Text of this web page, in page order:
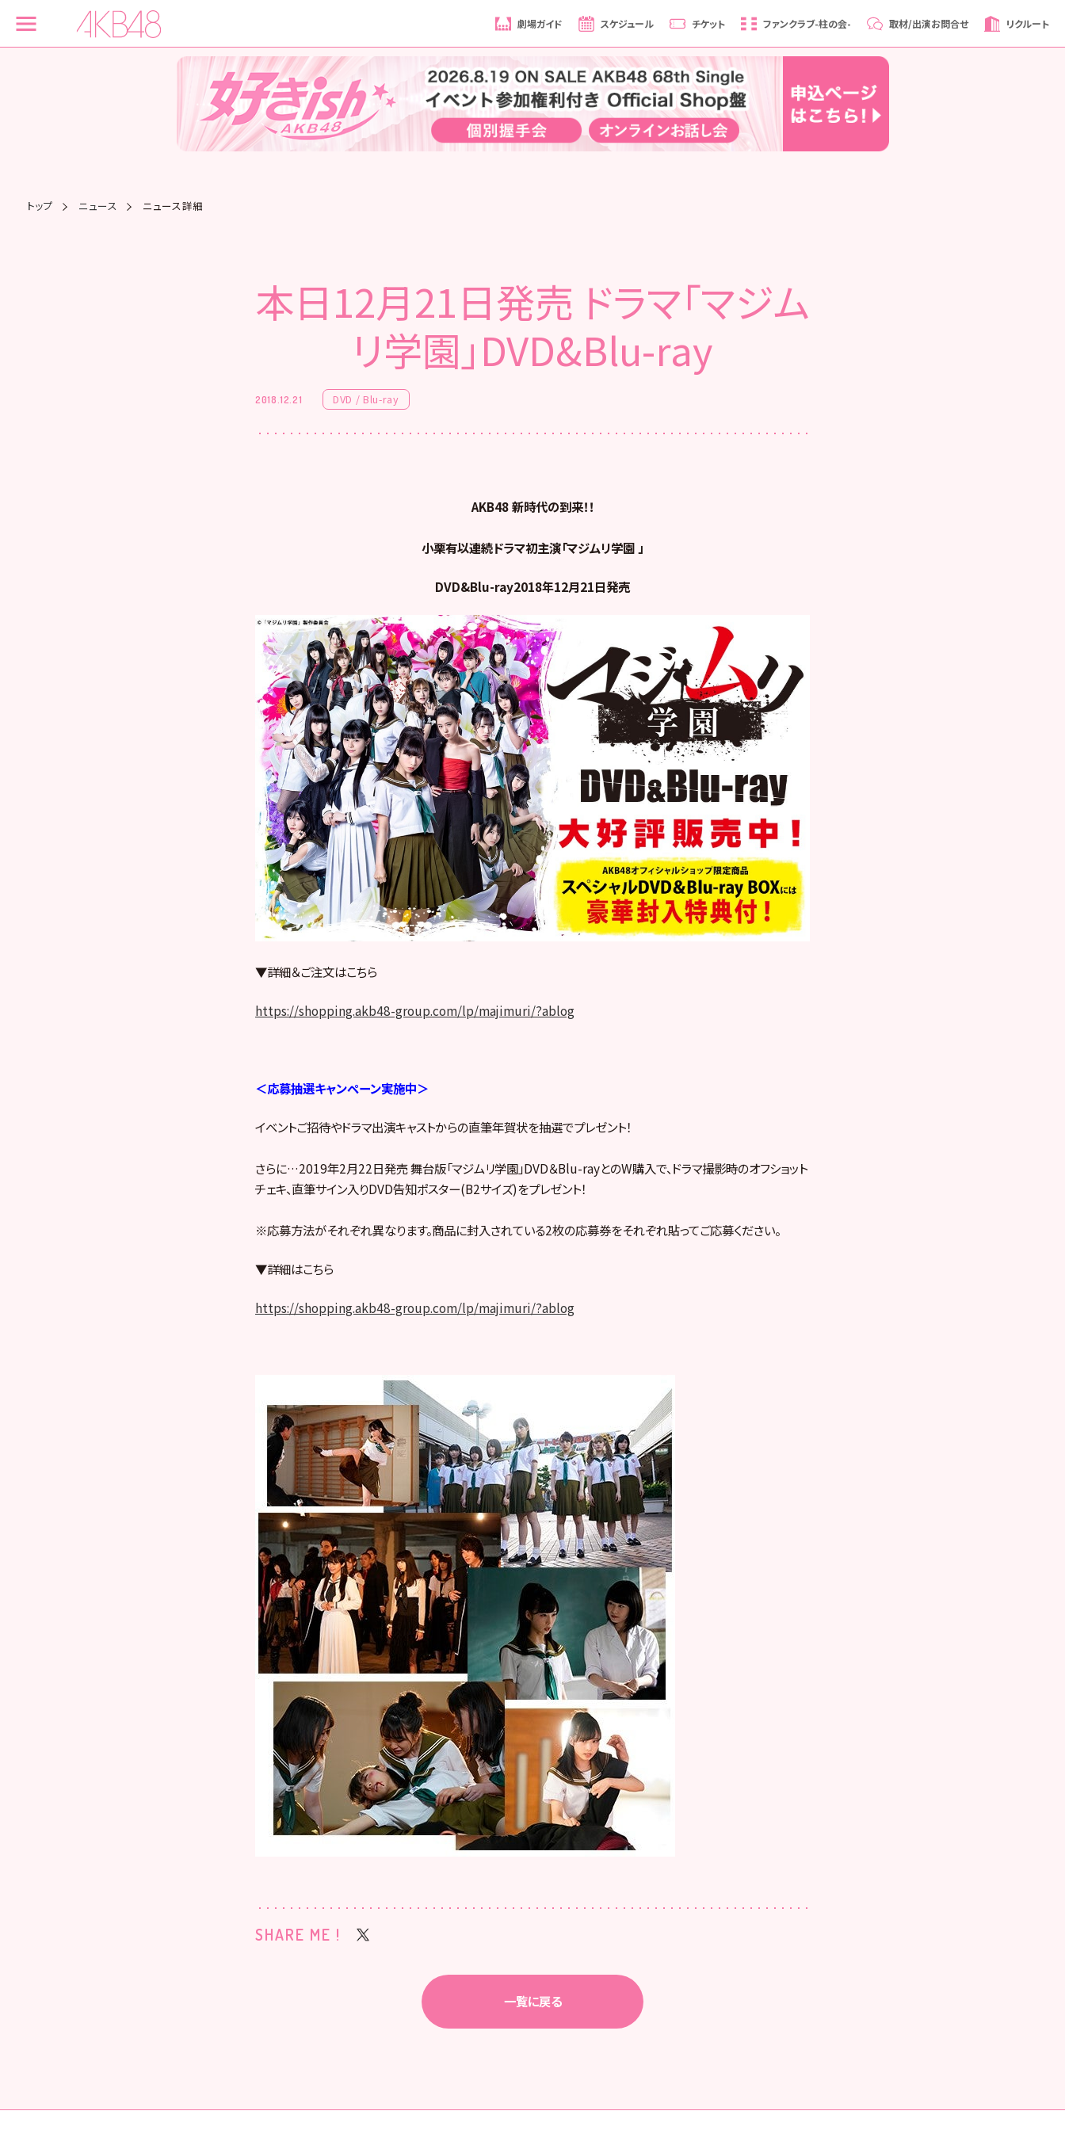
劇場ガイド スケジュール チケット ファンクラブ-柱の会- 取材/出演お問合せ リクルート
トップ ニュース ニュース詳細
本日12月21日発売 ドラマ「マジム
リ学園」DVD&Blu-ray
2018.12.21 DVD / Blu-ray
AKB48 新時代の到来！！
小栗有以連続ドラマ初主演「マジムリ学園 」
DVD&Blu-ray2018年12月21日発売
▼詳細＆ご注文はこちら
https://shopping.akb48-group.com/lp/majimuri/?ablog
＜応募抽選キャンペーン実施中＞
イベントご招待やドラマ出演キャストからの直筆年賀状を抽選でプレゼント！
さらに…2019年2月22日発売 舞台版「マジムリ学園」DVD＆Blu-rayとのW購入で、ドラマ撮影時のオフショット
チェキ、直筆サイン入りDVD告知ポスター(B2サイズ)をプレゼント！
※応募方法がそれぞれ異なります。商品に封入されている2枚の応募券をそれぞれ貼ってご応募ください。
▼詳細はこちら
https://shopping.akb48-group.com/lp/majimuri/?ablog
SHARE ME !
一覧に戻る